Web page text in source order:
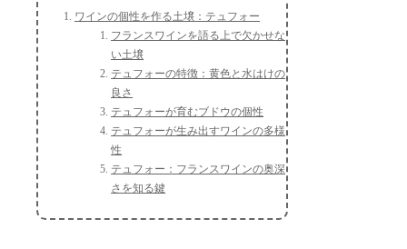
ワインの個性を作る土壌：テュフォー
フランスワインを語る上で欠かせな
い土壌
テュフォーの特徴：黄色と水はけの
良さ
テュフォーが育むブドウの個性
テュフォーが生み出すワインの多様
性
テュフォー：フランスワインの奥深
さを知る鍵